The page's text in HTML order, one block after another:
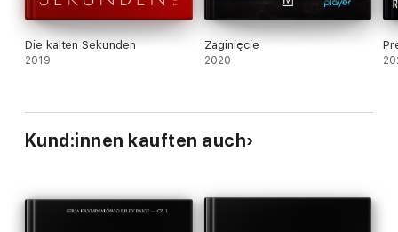
Die kalten Sekunden
2019
Zaginięcie
2020
Kund:innen kauften auch